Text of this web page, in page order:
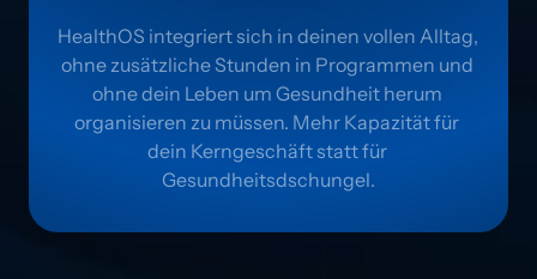
HealthOS integriert sich in deinen vollen Alltag,
ohne zusätzliche Stunden in Programmen und
ohne dein Leben um Gesundheit herum
organisieren zu müssen. Mehr Kapazität für
dein Kerngeschäft statt für
Gesundheitsdschungel.